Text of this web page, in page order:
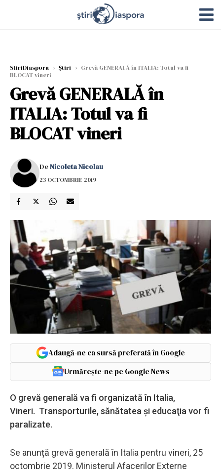
StiriDiaspora › Știri › Grevă GENERALĂ în ITALIA: Totul va fi
BLOCAT vineri
Grevă GENERALĂ în
ITALIA: Totul va fi
BLOCAT vineri
DeNicoleta Nicolau
23 OCTOMBRIE 2019
Adaugă-ne ca sursă preferată în Google
Urmărește-ne pe Google News
O grevă generală va fi organizată în Italia,
Vineri. Transporturile, sănătatea şi educaţia vor fi
paralizate.
Se anunță grevă generală în Italia pentru vineri, 25
octombrie 2019. Ministerul Afacerilor Externe